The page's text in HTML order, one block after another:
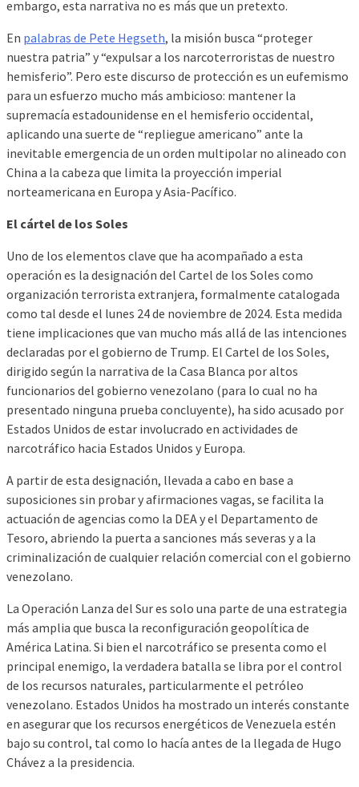
embargo, esta narrativa no es más que un pretexto.
En palabras de Pete Hegseth, la misión busca “proteger
nuestra patria” y “expulsar a los narcoterroristas de nuestro
hemisferio”. Pero este discurso de protección es un eufemismo
para un esfuerzo mucho más ambicioso: mantener la
supremacía estadounidense en el hemisferio occidental,
aplicando una suerte de “repliegue americano” ante la
inevitable emergencia de un orden multipolar no alineado con
China a la cabeza que limita la proyección imperial
norteamericana en Europa y Asia-Pacífico.
El cártel de los Soles
Uno de los elementos clave que ha acompañado a esta
operación es la designación del Cartel de los Soles como
organización terrorista extranjera, formalmente catalogada
como tal desde el lunes 24 de noviembre de 2024. Esta medida
tiene implicaciones que van mucho más allá de las intenciones
declaradas por el gobierno de Trump. El Cartel de los Soles,
dirigido según la narrativa de la Casa Blanca por altos
funcionarios del gobierno venezolano (para lo cual no ha
presentado ninguna prueba concluyente), ha sido acusado por
Estados Unidos de estar involucrado en actividades de
narcotráfico hacia Estados Unidos y Europa.
A partir de esta designación, llevada a cabo en base a
suposiciones sin probar y afirmaciones vagas, se facilita la
actuación de agencias como la DEA y el Departamento de
Tesoro, abriendo la puerta a sanciones más severas y a la
criminalización de cualquier relación comercial con el gobierno
venezolano.
La Operación Lanza del Sur es solo una parte de una estrategia
más amplia que busca la reconfiguración geopolítica de
América Latina. Si bien el narcotráfico se presenta como el
principal enemigo, la verdadera batalla se libra por el control
de los recursos naturales, particularmente el petróleo
venezolano. Estados Unidos ha mostrado un interés constante
en asegurar que los recursos energéticos de Venezuela estén
bajo su control, tal como lo hacía antes de la llegada de Hugo
Chávez a la presidencia.